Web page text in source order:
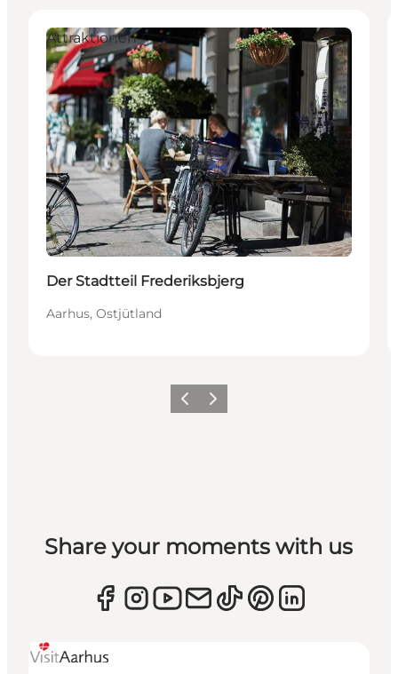
Attraktionen
Der Stadtteil Frederiksbjerg
Aarhus, Ostjütland
ZurückWeiter
Share your moments with us